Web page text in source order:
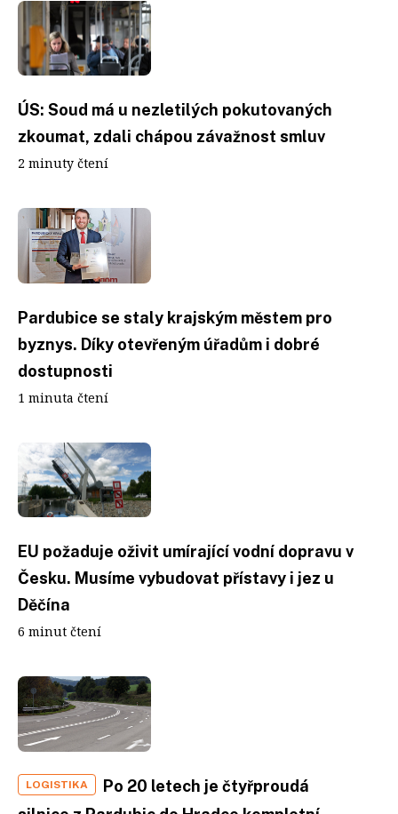
ÚS: Soud má u nezletilých pokutovaných
zkoumat, zdali chápou závažnost smluv
2 minuty čtení
Pardubice se staly krajským městem pro
byznys. Díky otevřeným úřadům i dobré
dostupnosti
1 minuta čtení
EU požaduje oživit umírající vodní dopravu v
Česku. Musíme vybudovat přístavy i jez u
Děčína
6 minut čtení
LOGISTIKA
Po 20 letech je čtyřproudá